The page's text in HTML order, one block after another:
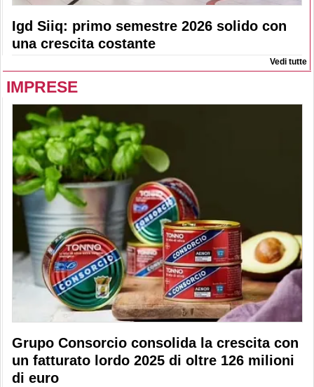
Igd Siiq: primo semestre 2026 solido con
una crescita costante
Vedi tutte
IMPRESE
Grupo Consorcio consolida la crescita con
un fatturato lordo 2025 di oltre 126 milioni
di euro